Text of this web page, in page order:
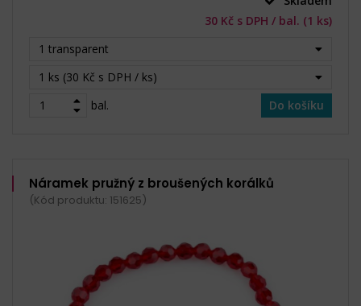
30 Kč s DPH / bal. (1 ks)
1 transparent
1 ks (30 Kč s DPH / ks)
bal.
Do košíku
Náramek pružný z broušených korálků
(Kód produktu: 151625)